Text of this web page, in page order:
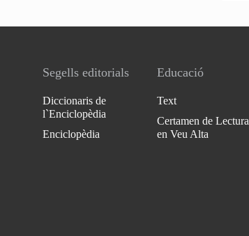
Segells editorials
Diccionaris de
l`Enciclopèdia
Enciclopèdia
Educació
Text
Certamen de Lectura
en Veu Alta